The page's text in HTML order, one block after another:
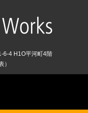
6-4 H1O平河町4階
）